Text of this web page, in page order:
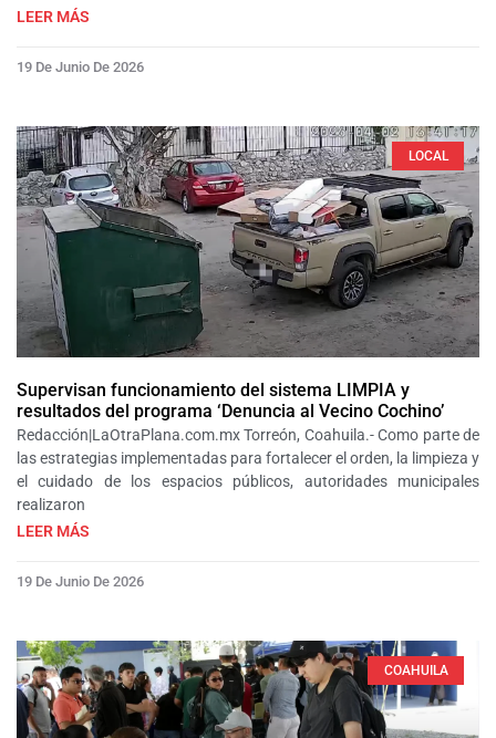
LEER MÁS
19 De Junio De 2026
LOCAL
Supervisan funcionamiento del sistema LIMPIA y
resultados del programa ‘Denuncia al Vecino Cochino’
Redacción|LaOtraPlana.com.mx Torreón, Coahuila.- Como parte de
las estrategias implementadas para fortalecer el orden, la limpieza y
el cuidado de los espacios públicos, autoridades municipales
realizaron
LEER MÁS
19 De Junio De 2026
COAHUILA